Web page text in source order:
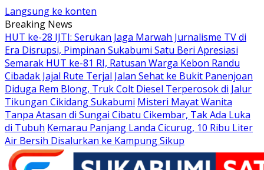
Langsung ke konten
Breaking News
HUT ke-28 IJTI: Serukan Jaga Marwah Jurnalisme TV di
Era Disrupsi, Pimpinan Sukabumi Satu Beri Apresiasi
Semarak HUT ke-81 RI, Ratusan Warga Kebon Randu
Cibadak Jajal Rute Terjal Jalan Sehat ke Bukit Panenjoan
Diduga Rem Blong, Truk Colt Diesel Terperosok di Jalur
Tikungan Cikidang Sukabumi Misteri Mayat Wanita
Tanpa Atasan di Sungai Cibatu Cikembar, Tak Ada Luka
di Tubuh Kemarau Panjang Landa Cicurug, 10 Ribu Liter
Air Bersih Disalurkan ke Kampung Sikup